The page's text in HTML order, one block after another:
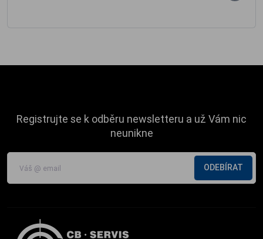
Registrujte se k odběru newsletteru a už Vám nic
neunikne
ODEBÍRAT